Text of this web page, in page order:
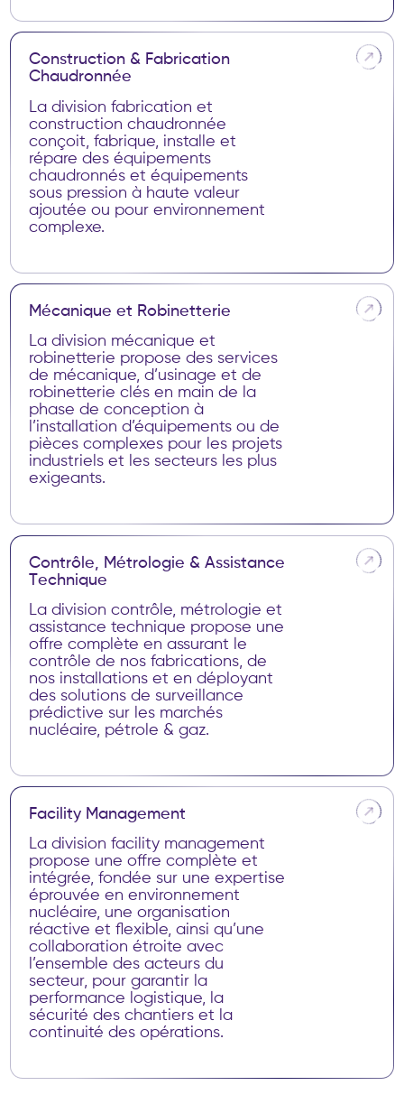
LES SECTEURS DE LA DÉFENSE, DES
Construction & Fabrication
Chaudronnée
La division fabrication et
construction chaudronnée
conçoit, fabrique, installe et
répare des équipements
chaudronnés et équipements
sous pression à haute valeur
ajoutée ou pour environnement
complexe.
INDUSTRIES DE STOCKAGE
Mécanique et Robinetterie
La division mécanique et
robinetterie propose des services
de mécanique, d’usinage et de
robinetterie clés en main de la
phase de conception à
l’installation d’équipements ou de
pièces complexes pour les projets
industriels et les secteurs les plus
exigeants.
ATELIER
MACHINES SPÉCIALES
MONTAGES MÉCANIQUES
ROBINETTERIE
ANALYSE VIBRATOIRE ET
ÉQUILIBRAGE
Contrôle Métrologie & Assistance
Technique
La division contrôle, métrologie et
assistance technique propose une
offre complète en assurant le
contrôle de nos fabrications, de
nos installations et en déployant
des solutions de surveillance
prédictive sur les marchés
nucléaire, pétrole & gaz.
Faci ity Management
La division facility management
propose une offre complète et
intégrée, fondée sur une expertise
éprouvée en environnement
nucléaire, une organisation
réactive et flexible, ainsi qu’une
collaboration étroite avec
l’ensemble des acteurs du
secteur, pour garantir la
performance logistique, la
sécurité des chantiers et la
continuité des opérations.